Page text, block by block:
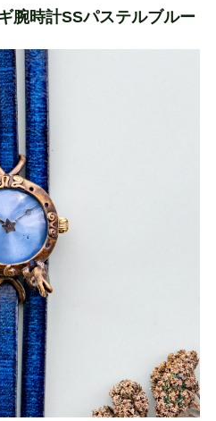
腕時計SSパステルブルー